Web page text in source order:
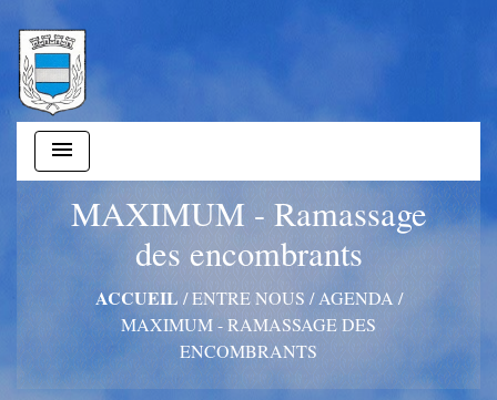
menu
MAXIMUM - Ramassage
des encombrants
ACCUEIL /ENTRE NOUS /AGENDA /
MAXIMUM - RAMASSAGE DES
ENCOMBRANTS